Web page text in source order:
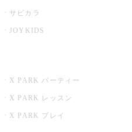
サビカラ
JOYKIDS
X PARK パーティー
X PARK レッスン
X PARK プレイ